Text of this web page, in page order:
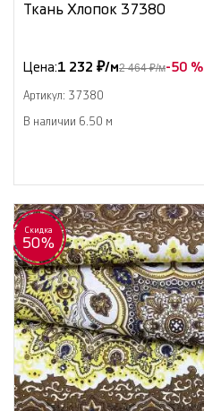
Ткань Хлопок 37380
Цена:1 232 ₽/м2 464 ₽/м-50 %
Артикул: 37380
В наличии 6.50 м
Скидка
50%